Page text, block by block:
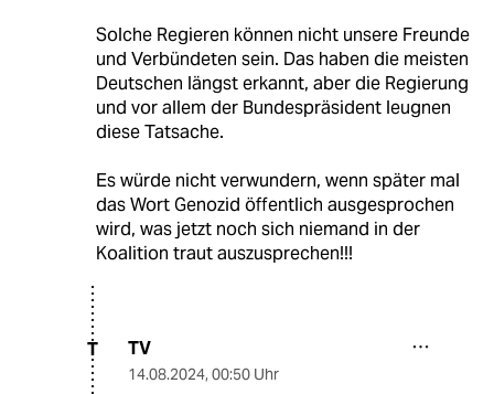
Solche Regieren können nicht unsere Freunde
und Verbündeten sein. Das haben die meisten
Deutschen längst erkannt, aber die Regierung
und vor allem der Bundespräsident leugnen
diese Tatsache.
Es würde nicht verwundern, wenn später mal
das Wort Genozid öffentlich ausgesprochen
wird, was jetzt noch sich niemand in der
Koalition traut auszusprechen!!!
T TV
14.08.2024, 00:50 Uhr